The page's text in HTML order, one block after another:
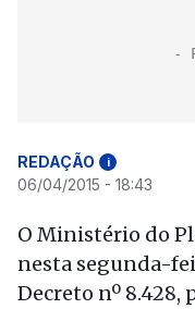
REDAÇÃO i
06/04/2015 - 18:43
O Ministério do
nesta segunda-
Decreto nº